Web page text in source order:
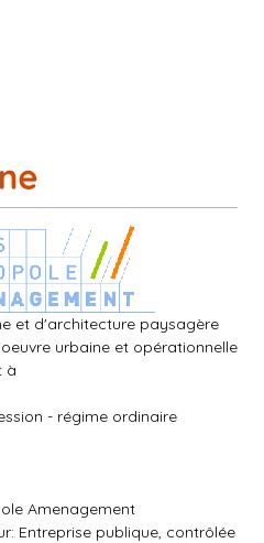
et d'architecture paysagère
urbaine et opérationnelle
à
- régime ordinaire
Amenagement
Entreprise publique, contrôlée